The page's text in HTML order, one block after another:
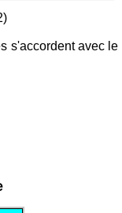
s'accordent avec le